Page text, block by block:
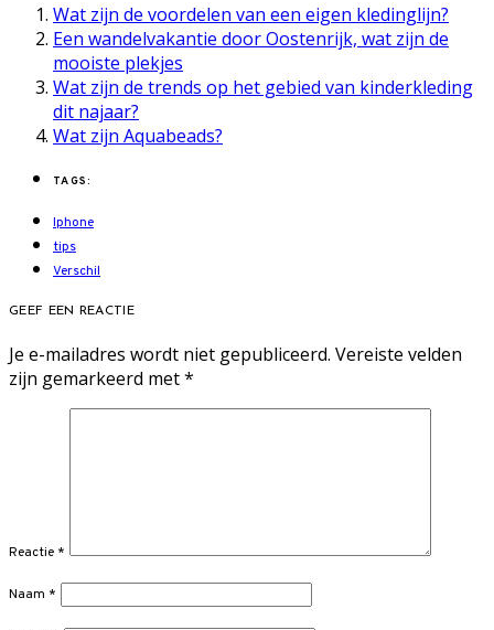
Wat zijn de voordelen van een eigen kledinglijn?
Een wandelvakantie door Oostenrijk, wat zijn de
mooiste plekjes
Wat zijn de trends op het gebied van kinderkleding
dit najaar?
Wat zijn Aquabeads?
TAGS:
Iphone
tips
Verschil
GEEF EEN REACTIE
Je e-mailadres wordt niet gepubliceerd. Vereiste velden
zijn gemarkeerd met*
Reactie *
Naam *